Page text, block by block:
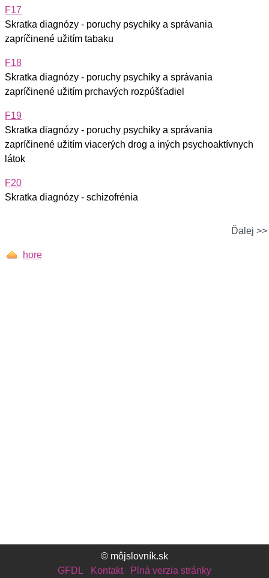
F17
Skratka diagnózy - poruchy psychiky a správania
zapríčinené užitím tabaku
F18
Skratka diagnózy - poruchy psychiky a správania
zapríčinené užitím prchavých rozpúšťadiel
F19
Skratka diagnózy - poruchy psychiky a správania
zapríčinené užitím viacerých drog a iných psychoaktívnych
látok
F20
Skratka diagnózy - schizofrénia
Ďalej >>
hore
© môjslovník.sk
GFDL
Kontakt Plná verzia stránky